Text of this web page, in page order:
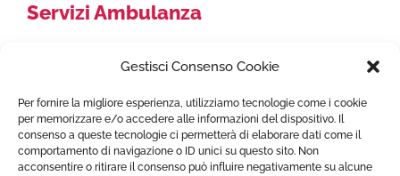
Gestisci Consenso Cookie
Per fornire la migliore esperienza, utilizziamo tecnologie come i cookie
per memorizzare e/o accedere alle informazioni del dispositivo. Il
consenso a queste tecnologie ci permetterà di elaborare dati come il
comportamento di navigazione o ID unici su questo sito. Non
acconsentire o ritirare il consenso può influire negativamente su alcune
Servizi Ambulanza
Trasporto Ambulanza Fuori Regione
Trasporto in Ambulanza Da e Verso l’Estero
Trasporto Pazienti Bariatrici
Ambulanze per eventi sportivi e manifestazioni